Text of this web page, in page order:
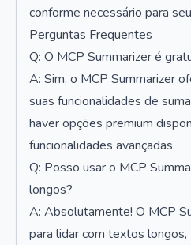
conforme necessário para
Perguntas Frequentes
Q: O MCP Summarizer é
A: Sim, o MCP Summarizer
suas funcionalidades de
haver opções premium
funcionalidades avançadas.
Q: Posso usar o MCP
longos?
A: Absolutamente! O MCP
para lidar com textos